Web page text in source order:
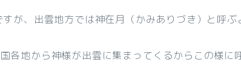
が、出雲地方では神在月（かみありづき）と呼ぶ
各地から神様が出雲に集まってくるからこの様に